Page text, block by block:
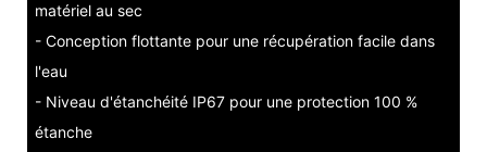
matériel au sec
- Conception flottante pour une récupération facile dans
l'eau
- Niveau d'étanchéité IP67 pour une protection 100 %
étanche